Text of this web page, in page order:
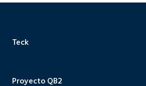
Teck
Proyecto QB2